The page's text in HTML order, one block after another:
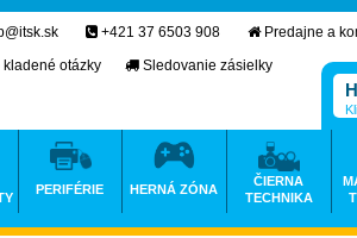
+421 37 6503 908
Predajne a
kladené otázky
Sledovanie zásielky
PERIFÉRIE HERNÁ ZÓNA
ČIERNA
TECHNIKA